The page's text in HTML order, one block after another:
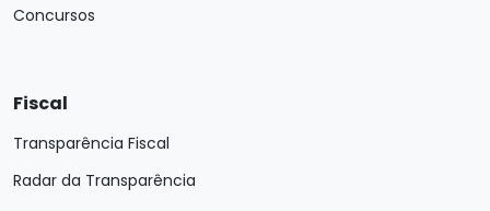
Concursos
Fiscal
Transparência Fiscal
Radar da Transparência